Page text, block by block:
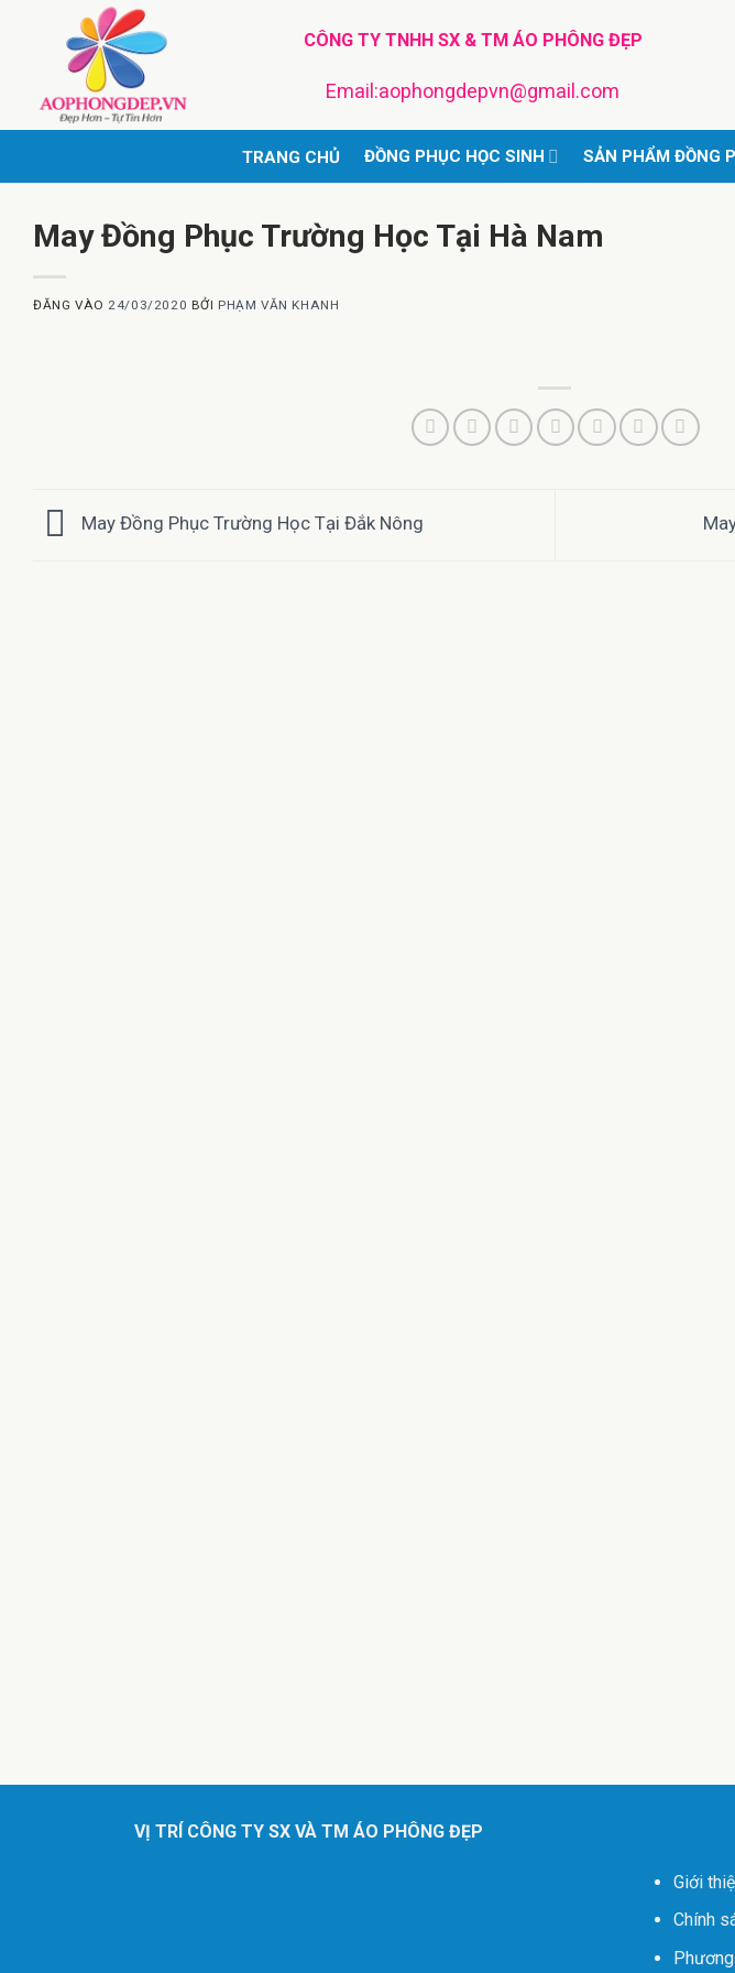
CÔNG TY TNHH SX & TM ÁO PHÔNG ĐẸP
Email:aophongdepvn@gmail.com
TRANG CHỦ ĐỒNG PHỤC HỌC SINH SẢN PHẨM ĐỒNG
May Đồng Phục Trường Học Tại Hà Nam
ĐĂNG VÀO 24/03/2020 BỞI PHẠM VĂN KHANH
May Đồng Phục Trường Học Tại Đắk Nông
VỊ TRÍ CÔNG TY SX VÀ TM ÁO PHÔNG ĐẸP
Giới
Chính